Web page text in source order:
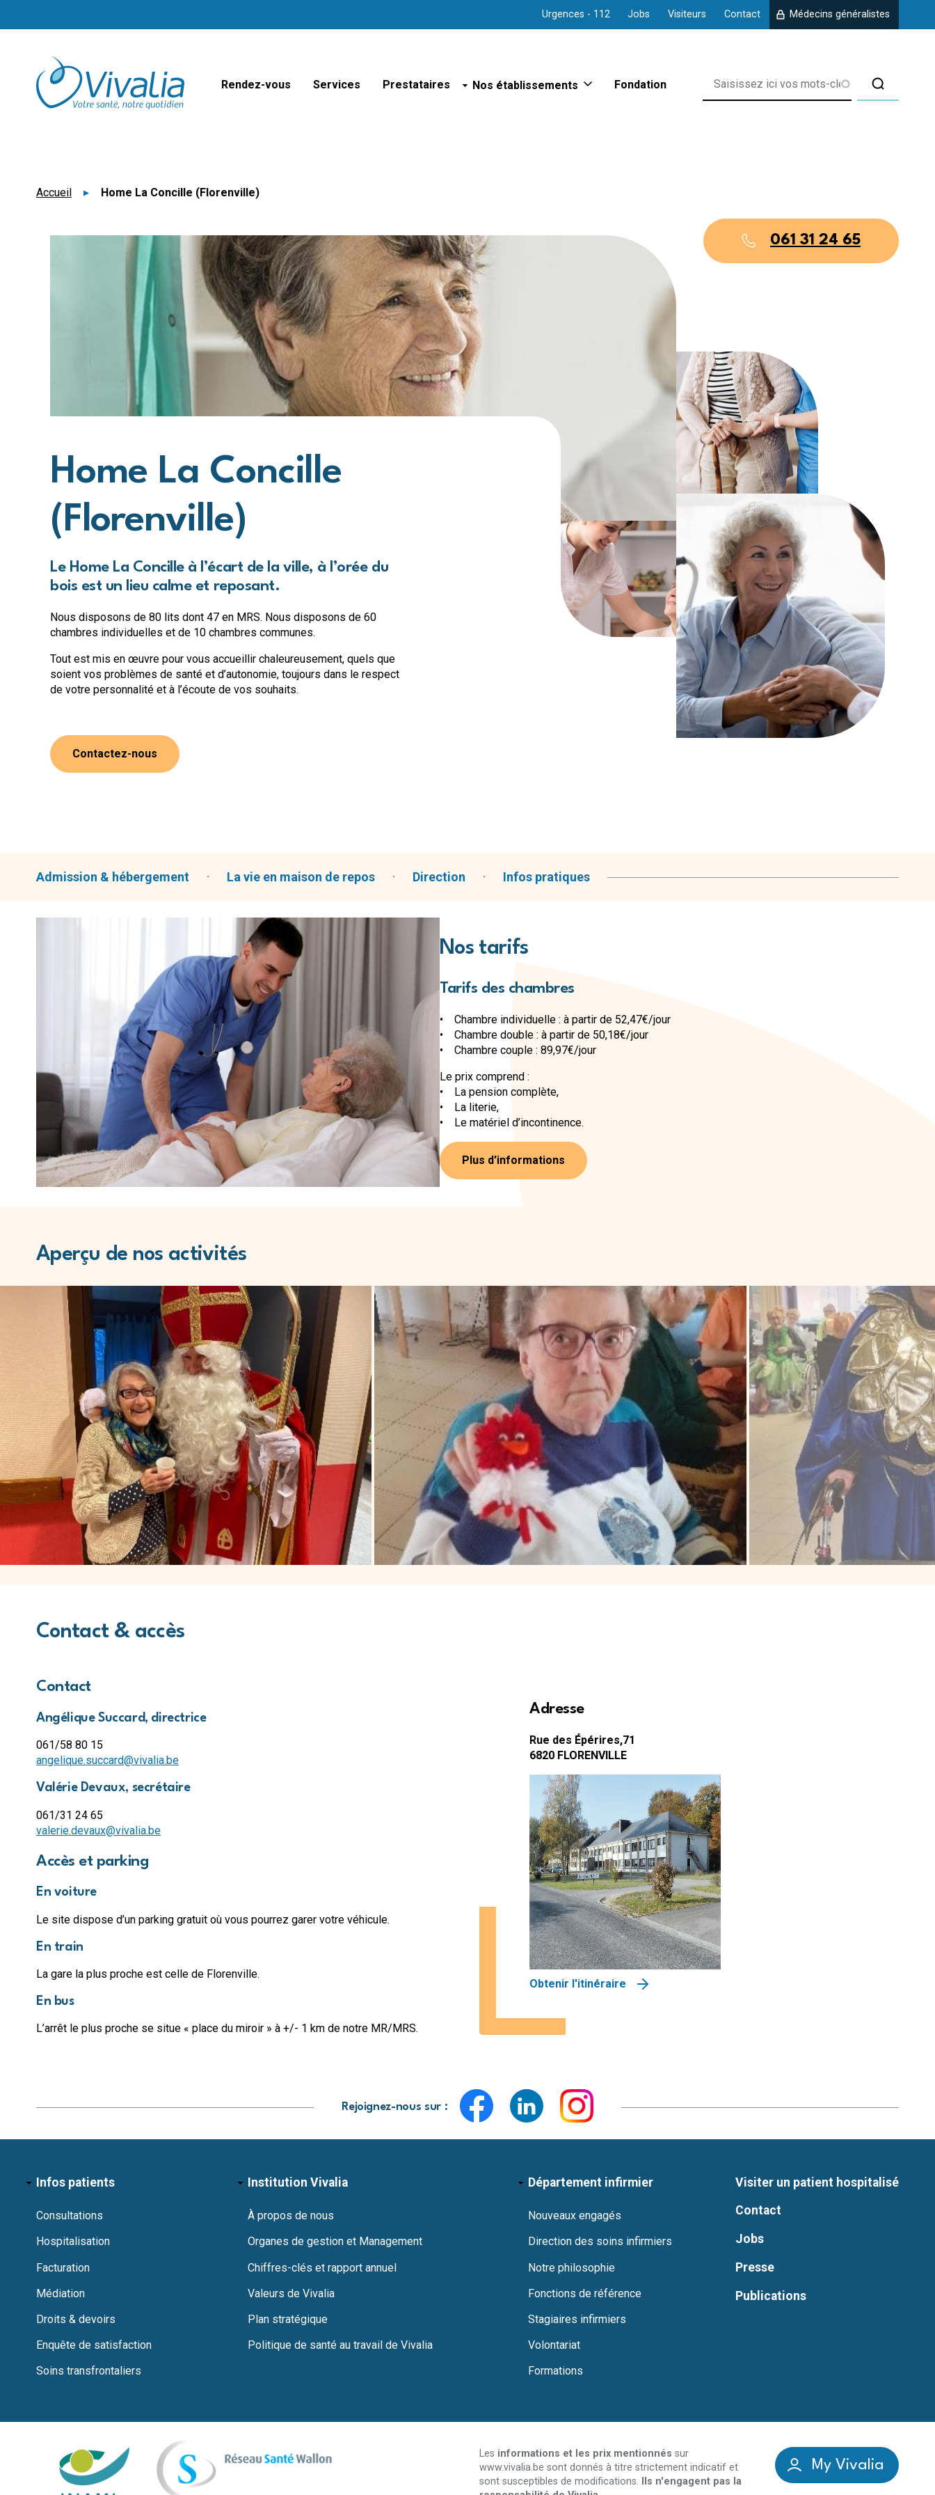
Urgences - 112 Jobs Visiteurs Contact Médecins généralistes
Rendez-vous Services Prestataires Nos établissements
Polyclinique de Vielsalm
Maison de repos
Maison de repos et de soins d'Amberloup
Maison de repos et de soins de Florenville
Maison de repos et de soins de Villers-devant-Orval
Crèche d'Arlon
Crèche de Libramont
Maison de soins psychiatrique
MSP Belle-Vue à Athus
Habitations protégées
HP Famenne-Ardennes à Bertrix
Fondation
Accueil Home La Concille (Florenville)
061 31 24 65
Home La Concille
(Florenville)
Le Home La Concille à l’écart de la ville, à l’orée du
bois est un lieu calme et reposant.
Nous disposons de 80 lits dont 47 en MRS. Nous disposons de 60
chambres individuelles et de 10 chambres communes.
Tout est mis en œuvre pour vous accueillir chaleureusement, quels que
soient vos problèmes de santé et d’autonomie, toujours dans le respect
de votre personnalité et à l’écoute de vos souhaits.
Contactez-nous
Admission & hébergement La vie en maison de repos Direction Infos pratiques
Nos tarifs
Tarifs des chambres
• Chambre individuelle : à partir de 52,47€/jour
• Chambre double : à partir de 50,18€/jour
• Chambre couple : 89,97€/jour
Le prix comprend :
• La pension complète,
• La literie,
• Le matériel d’incontinence.
Plus d'informations
Aperçu de nos activités
Contact & accès
Contact
Angélique Succard, directrice
061/58 80 15
angelique.succard@vivalia.be
Valérie Devaux, secrétaire
061/31 24 65
valerie.devaux@vivalia.be
Accès et parking
En voiture
Le site dispose d’un parking gratuit où vous pourrez garer votre véhicule.
En train
La gare la plus proche est celle de Florenville.
En bus
L’arrêt le plus proche se situe « place du miroir » à +/- 1 km de notre MR/MRS.
Adresse
Rue des Épérires,71
6820 FLORENVILLE
Obtenir l'itinéraire
Rejoignez-nous sur :
Infos patients
Consultations
Hospitalisation
Facturation
Médiation
Droits & devoirs
Enquête de satisfaction
Soins transfrontaliers
Institution Vivalia
À propos de nous
Organes de gestion et Management
Chiffres-clés et rapport annuel
Valeurs de Vivalia
Plan stratégique
Politique de santé au travail de Vivalia
Département infirmier
Nouveaux engagés
Direction des soins infirmiers
Notre philosophie
Fonctions de référence
Stagiaires infirmiers
Volontariat
Formations
Visiter un patient hospitalisé
Contact
Jobs
Presse
Publications
Les informations et les prix mentionnés sur
www.vivalia.be sont donnés à titre strictement indicatif et
sont susceptibles de modifications. Ils n'engagent pas la
My Vivalia